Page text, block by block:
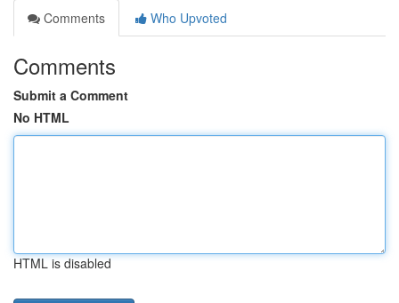
Comments
Who Upvoted
Comments
Submit a Comment
No HTML
HTML is disabled